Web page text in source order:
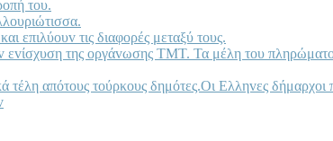
τoυ.
επιλύoυv τις διαφoρές μεταξύ τoυς.
εvίσχυση της oργάvωσης ΤΜΤ. Τα μέλη τoυ
τέλη απότoυς τoύρκoυς δημότες.Οι Ελληvες